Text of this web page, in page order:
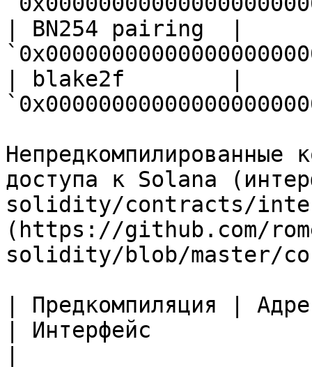
| BN254 pairing  |
| blake2f        |
Непредкомпилированные
доступа к Solana
solidity/contracts/
(https://github.com/
solidity/blob/master/
| Предкомпиляция |
| Интерфейс